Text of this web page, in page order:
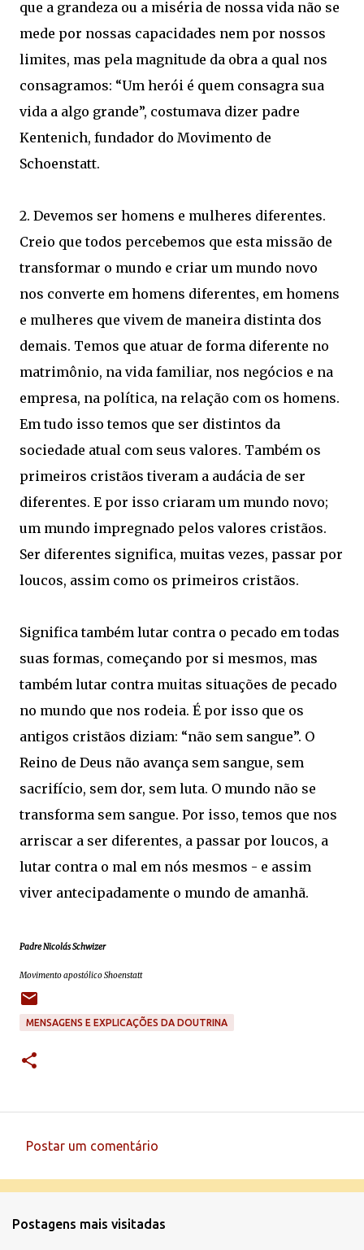
que a grandeza ou a miséria de nossa vida não se
mede por nossas capacidades nem por nossos
limites, mas pela magnitude da obra a qual nos
consagramos: “Um herói é quem consagra sua
vida a algo grande”, costumava dizer padre
Kentenich, fundador do Movimento de
Schoenstatt.
2. Devemos ser homens e mulheres diferentes.
Creio que todos percebemos que esta missão de
transformar o mundo e criar um mundo novo
nos converte em homens diferentes, em homens
e mulheres que vivem de maneira distinta dos
demais. Temos que atuar de forma diferente no
matrimônio, na vida familiar, nos negócios e na
empresa, na política, na relação com os homens.
Em tudo isso temos que ser distintos da
sociedade atual com seus valores. Também os
primeiros cristãos tiveram a audácia de ser
diferentes. E por isso criaram um mundo novo;
um mundo impregnado pelos valores cristãos.
Ser diferentes significa, muitas vezes, passar por
loucos, assim como os primeiros cristãos.
Significa também lutar contra o pecado em todas
suas formas, começando por si mesmos, mas
também lutar contra muitas situações de pecado
no mundo que nos rodeia. É por isso que os
antigos cristãos diziam: “não sem sangue”. O
Reino de Deus não avança sem sangue, sem
sacrifício, sem dor, sem luta. O mundo não se
transforma sem sangue. Por isso, temos que nos
arriscar a ser diferentes, a passar por loucos, a
lutar contra o mal em nós mesmos - e assim
viver antecipadamente o mundo de amanhã.
Padre Nicolás Schwizer
Movimento apostólico Shoenstatt
MENSAGENS E EXPLICAÇÕES DA DOUTRINA
e
Postar um comentário
Postagens mais visitadas